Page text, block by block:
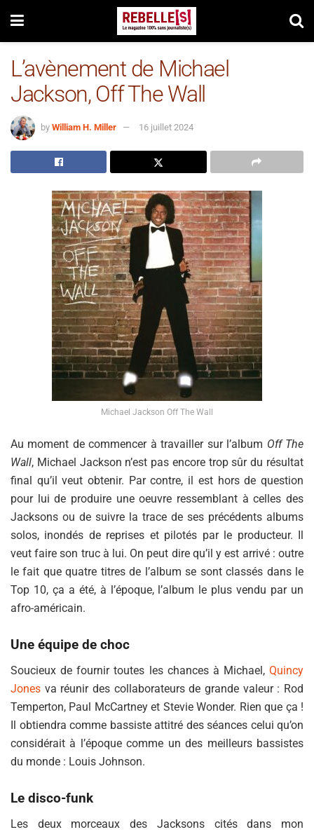
L’avènement de Michael
Jackson, Off The Wall
by William H. Miller 16 juillet 2024
Michael Jackson Off The Wall
Au moment de commencer à travailler sur l’album Off The
Wall, Michael Jackson n’est pas encore trop sûr du résultat
final qu’il veut obtenir. Par contre, il est hors de question
pour lui de produire une oeuvre ressemblant à celles des
Jacksons ou de suivre la trace de ses précédents albums
solos, inondés de reprises et pilotés par le producteur. Il
veut faire son truc à lui. On peut dire qu’il y est arrivé : outre
le fait que quatre titres de l’album se sont classés dans le
Top 10, ça a été, à l’époque, l’album le plus vendu par un
afro-américain.
Une équipe de choc
Soucieux de fournir toutes les chances à Michael, Quincy
Jones va réunir des collaborateurs de grande valeur : Rod
Temperton, Paul McCartney et Stevie Wonder. Rien que ça !
Il obtiendra comme bassiste attitré des séances celui qu’on
considérait à l’époque comme un des meilleurs bassistes
du monde : Louis Johnson.
Le disco-funk
Les deux morceaux des Jacksons cités dans mon